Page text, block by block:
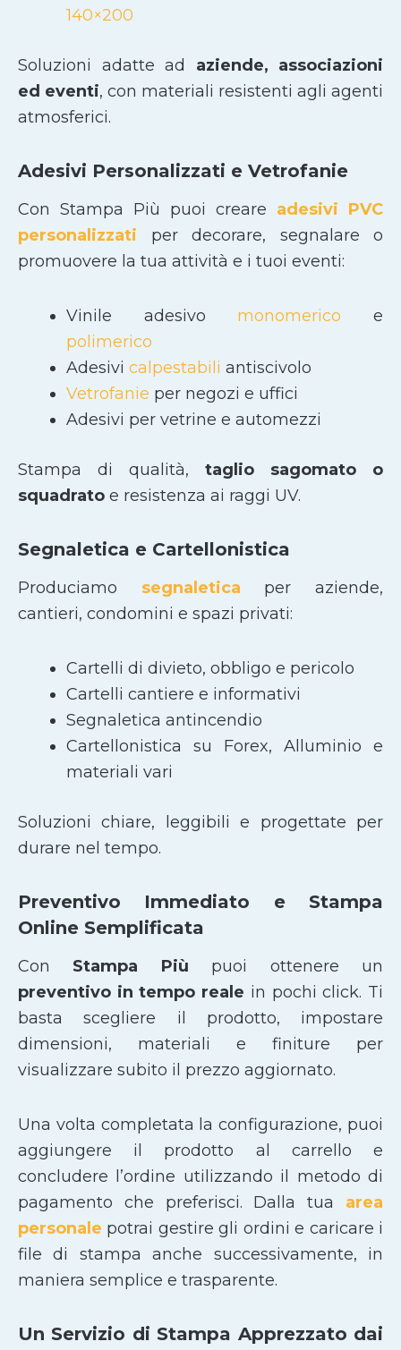
140×200
Soluzioni adatte ad aziende, associazioni
ed eventi, con materiali resistenti agli agenti
atmosferici.
Adesivi Personalizzati e Vetrofanie
Con Stampa Più puoi creare adesivi PVC
personalizzati per decorare, segnalare o
promuovere la tua attività e i tuoi eventi:
Vinile adesivo monomerico e
polimerico
Adesivi calpestabili antiscivolo
Vetrofanie per negozi e uffici
Adesivi per vetrine e automezzi
Stampa di qualità, taglio sagomato
o
squadrato e resistenza ai raggi UV.
Segnaletica e Cartellonistica
Produciamo segnaletica per aziende,
cantieri, condomini e spazi privati:
Cartelli di divieto, obbligo e pericolo
Cartelli cantiere e informativi
Segnaletica antincendio
Cartellonistica su Forex, Alluminio e
materiali vari
Soluzioni chiare, leggibili e progettate per
durare nel tempo.
Preventivo Immediato e Stampa
Online Semplificata
Con Stampa Più puoi ottenere un
preventivo in tempo reale in pochi click. Ti
basta scegliere il prodotto, impostare
dimensioni, materiali e finiture per
visualizzare subito il prezzo aggiornato.
Una volta completata la configurazione, puoi
aggiungere il prodotto al carrello e
concludere l’ordine utilizzando il metodo di
pagamento che preferisci. Dalla tua area
personale potrai gestire gli ordini e caricare i
file di stampa anche successivamente, in
maniera semplice e trasparente.
Un Servizio di Stampa Apprezzato dai